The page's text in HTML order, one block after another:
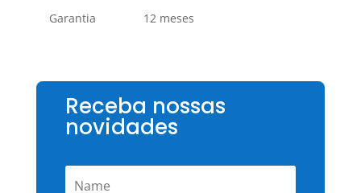
Garantia 12 meses
Receba nossas
novidades